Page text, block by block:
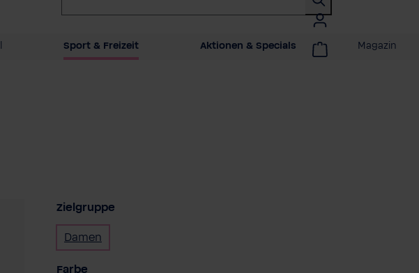
Sport & Freizeit Aktionen & Specials Magazin
Zielgruppe
Damen
Farbe